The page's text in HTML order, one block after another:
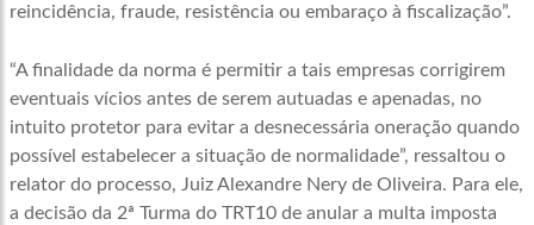
reincidência, fraude, resistência ou embaraço à fiscalização”.
“A finalidade da norma é permitir a tais empresas corrigirem
eventuais vícios antes de serem autuadas e apenadas, no
intuito protetor para evitar a desnecessária oneração quando
possível estabelecer a situação de normalidade”, ressaltou o
relator do processo, Juiz Alexandre Nery de Oliveira. Para ele,
a decisão da 2ª Turma do TRT10 de anular a multa imposta